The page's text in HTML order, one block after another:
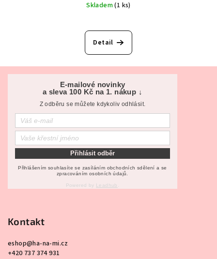
Skladem(1 ks)
Detail
E-mailové novinky
a sleva 100 Kč na 1. nákup ↓
Z odběru se můžete kdykoliv odhlásit.
Přihlásit odběr
Přihlášením souhlasíte se zasíláním obchodních sdělení a se
zpracováním osobních údajů.
Powered by Leadhub .
Kontakt
eshop@ha-na-mi.cz
+420 737 374 931